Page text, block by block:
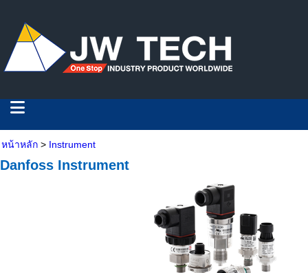
หน้าหลัก > Instrument
Danfoss Instrument